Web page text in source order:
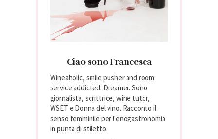
Ciao sono Francesca
Wineaholic, smile pusher and room
service addicted. Dreamer. Sono
giornalista, scrittrice, wine tutor,
WSET e Donna del vino. Racconto il
senso femminile per l'enogastronomia
in punta di stiletto.